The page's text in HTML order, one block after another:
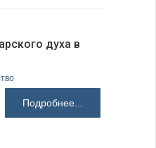
духа в
Подробнее...